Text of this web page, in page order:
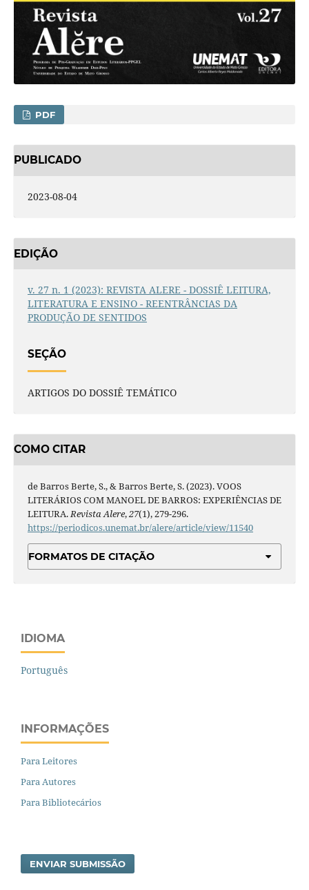
PDF
PUBLICADO
2023-08-04
EDIÇÃO
v. 27 n. 1 (2023): REVISTA ALERE - DOSSIÊ LEITURA,
LITERATURA E ENSINO - REENTRÂNCIAS DA
PRODUÇÃO DE SENTIDOS
SEÇÃO
ARTIGOS DO DOSSIÊ TEMÁTICO
COMO CITAR
de Barros Berte, S., & Barros Berte, S. (2023). VOOS
LITERÁRIOS COM MANOEL DE BARROS: EXPERIÊNCIAS DE
LEITURA.Revista Alere,27(1), 279-296.
https://periodicos.unemat.br/alere/article/view/11540
FORMATOS DE CITAÇÃO
IDIOMA
Português
INFORMAÇÕES
Para Leitores
Para Autores
Para Bibliotecários
ENVIAR SUBMISSÃO